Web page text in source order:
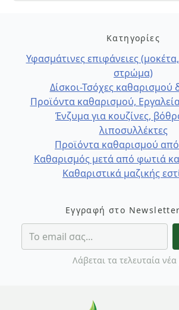
Κατηγορίες
Υφασμάτινες επιφάνειες
στρώμα)
Δίσκοι-Τσόχες καθαρισμού
Προϊόντα καθαρισμού,
Ένζυμα για κουζίνες,
λιποσυλλέκτες
Προϊόντα καθαρισμού
Καθαρισμός μετά από φωτιά
Καθαριστικά μαζικής
Εγγραφή στο
Λάβεται τα τελευταία